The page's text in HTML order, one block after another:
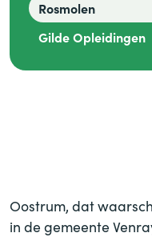
Rosmolen
Gilde Opleidingen
Oostrum, dat
in de gemeente